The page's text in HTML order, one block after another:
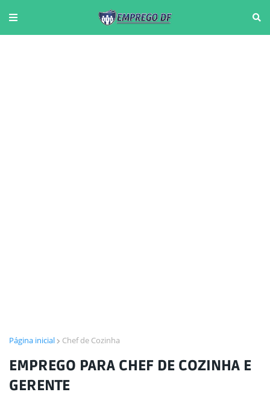
Página inicial Chef de Cozinha
EMPREGO PARA CHEF DE COZINHA E
GERENTE